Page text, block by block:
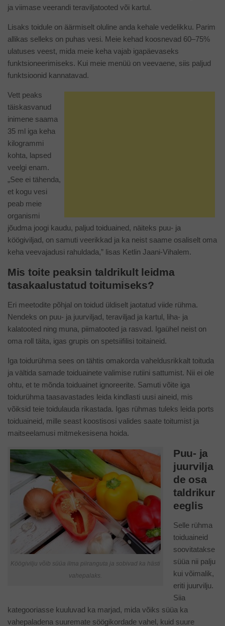
ja viimase veerandi teraviljatooted või kartul.
Lisaks toidule on äärmiselt oluline anda kehale vedelikku. Parim
allikas selleks on puhas vesi. Meie kehad koosnevad 60–75%
ulatuses veest, mida meie keha vajab igapäevaseks
funktsioneerimiseks. Kui meie menüü on veevaene, siis paljud
funktsioonid kannatavad.
Vett peaks
täiskasvanud
inimene saama
35 ml iga keha
kilogrammi
kohta, lapsed
veelgi enam.
„See ei tähenda,
et kogu vesi
peab meie
organismi
jõudma joogi kaudu, paljud toiduained, näiteks puu- ja
köögiviljad, on samuti veerikkad ja ka neist saame osaliselt oma
keha veevajadusi rahuldada,” lisas Ketlin Jaani-Vihalem.
Mis toite peaksin taldrikult leidma
tasakaalustatud toitumiseks?
Eri meetodite põhjal on toidud üldiselt jaotatud viide rühma.
Nendeks on puu- ja juurviljad, teraviljad ja kartul, liha- ja
kalatooted ning muna, piimatooted ja rasvad. Igaühel neist on
oma roll täita, igas grupis on spetsiifilisi toitaineid.
Iga toidurühma sees on tähtis omakorda vaheldusrikkalt toituda
ja vältida samade toiduainete valimise rutiini sattumist. Nii ei ole
ohtu, et te mõnda toiduainet ignoreerite. Samuti võite iga
toidurühma taasavastades leida kindlasti uusi aineid, mis
võiksid teie toidulauda rikastada. Igas rühmas tuleks leida ports
toiduaineid, mille seast koostisosi valides saate toitumist ja
maitseelamusi mitmekesisena hoida.
Köögivilju võib süüa ilma piiranguta ja sobivad ka hästi
vahepalaks.
Puu- ja
juurvilja
de osa
taldrikur
eeglis
Selle rühma
toiduaineid
soovitatakse
süüa nii palju
kui võimalik,
eriti juurvilju.
Siia
kategooriasse kuuluvad ka marjad, mida võiks süüa ka
vahepaladena suuremate söögikordade vahel, kuid suure